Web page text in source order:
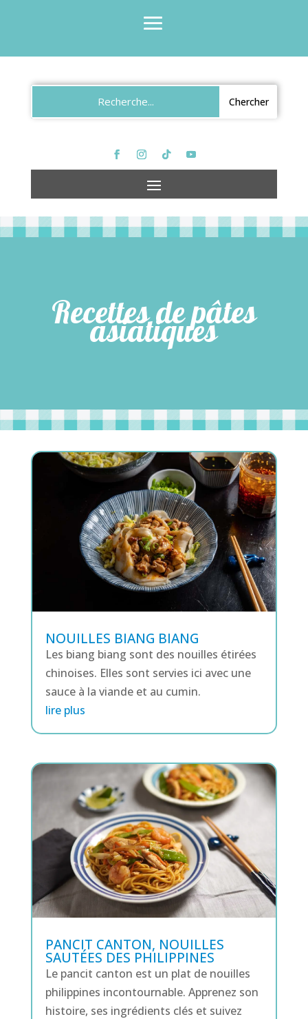
Recettes de pâtes
asiatiques
NOUILLES BIANG BIANG
Les biang biang sont des nouilles étirées
chinoises. Elles sont servies ici avec une
sauce à la viande et au cumin.
lire plus
PANCIT CANTON, NOUILLES
SAUTÉES DES PHILIPPINES
Le pancit canton est un plat de nouilles
philippines incontournable. Apprenez son
histoire, ses ingrédients clés et suivez